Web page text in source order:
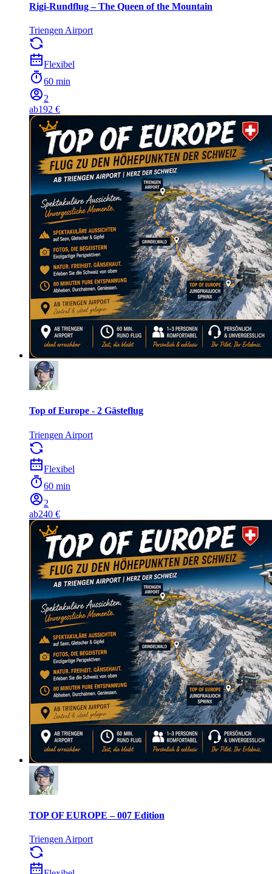
Rigi-Rundflug – The Queen of the Mountain
Triengen Airport
Flexibel
60 min
2
ab192 €
Top of Europe - 2 Gästeflug
Triengen Airport
Flexibel
60 min
2
ab240 €
TOP OF EUROPE – 007 Edition
Triengen Airport